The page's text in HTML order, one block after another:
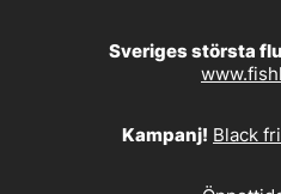
Sveriges största
Kampanj! Black